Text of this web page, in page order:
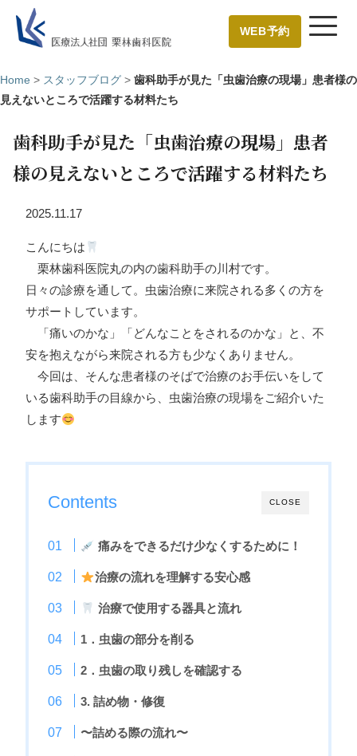
WEB予約
Home > スタッフブログ > 歯科助手が見た「虫歯治療の現場」患者様の
見えないところで活躍する材料たち
歯科助手が見た「虫歯治療の現場」患者
様の見えないところで活躍する材料たち
2025.11.17
こんにちは
栗林歯科医院丸の内の歯科助手の川村です。
日々の診療を通して。虫歯治療に来院される多くの方を
サポートしています。
「痛いのかな」「どんなことをされるのかな」と、不
安を抱えながら来院される方も少なくありません。
今回は、そんな患者様のそばで治療のお手伝いをして
いる歯科助手の目線から、虫歯治療の現場をご紹介いた
します
CLOSE
Contents
痛みをできるだけ少なくするために！
治療の流れを理解する安心感
治療で使用する器具と流れ
1．虫歯の部分を削る
2．虫歯の取り残しを確認する
3. 詰め物・修復
〜詰める際の流れ〜